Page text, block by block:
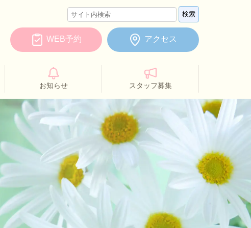
WEB予約 アクセス
お知らせ スタッフ募集